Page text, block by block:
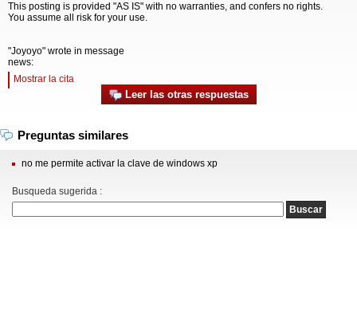
This posting is provided "AS IS" with no warranties, and confers no rights.
You assume all risk for your use.
"Joyoyo" wrote in message
news:
Mostrar la cita
Leer las otras respuestas
Preguntas similares
no me permite activar la clave de windows xp
Busqueda sugerida :